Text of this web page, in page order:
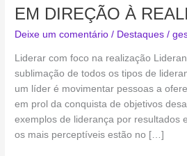
EM DIREÇÃO À
Deixe um comentário / Destaques /
Liderar com foco na realização
sublimação de todos os tipos de
um líder é movimentar pessoas a
em prol da conquista de objetivos
exemplos de liderança por resultados
os mais perceptíveis estão no […]